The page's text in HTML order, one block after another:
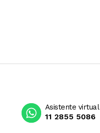
Asistente virtual
11 2855 5086